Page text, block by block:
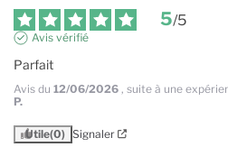
5/5
Avis vérifié
Parfait
Avis du 12/06/2026 , suite à une
P.
Utile(0) Signaler